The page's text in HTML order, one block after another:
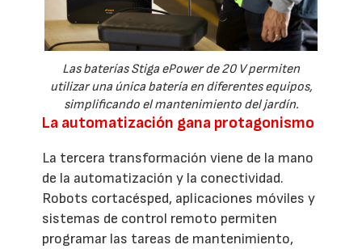
Las baterías Stiga ePower de 20 V permiten
utilizar una única batería en diferentes equipos,
simplificando el mantenimiento del jardín.
La automatización gana protagonismo
La tercera transformación viene de la mano
de la automatización y la conectividad.
Robots cortacésped, aplicaciones móviles y
sistemas de control remoto permiten
programar las tareas de mantenimiento,